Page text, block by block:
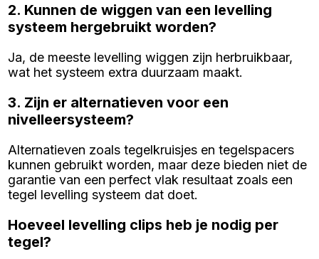
2. Kunnen de wiggen van een levelling
systeem hergebruikt worden?
Ja, de meeste levelling wiggen zijn herbruikbaar,
wat het systeem extra duurzaam maakt.
3. Zijn er alternatieven voor een
nivelleersysteem?
Alternatieven zoals tegelkruisjes en tegelspacers
kunnen gebruikt worden, maar deze bieden niet de
garantie van een perfect vlak resultaat zoals een
tegel levelling systeem dat doet.
Hoeveel levelling clips heb je nodig per
tegel?